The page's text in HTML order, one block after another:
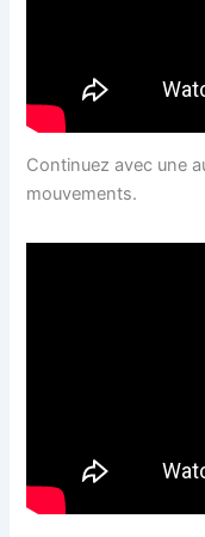
Continuez avec une
mouvements.